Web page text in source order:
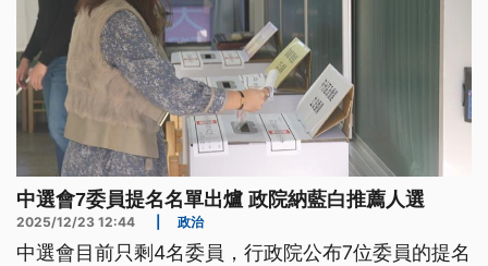
中選會7委員提名名單出爐 政院納藍白推薦人選
2025/12/23 12:44 政治
中選會目前只剩4名委員，行政院公布7位委員的提名